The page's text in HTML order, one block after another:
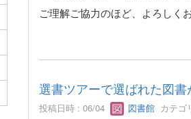
ご理解ご協力のほど、よろしく
選書ツアーで選ばれた図書
投稿日時 : 06/04 図書館カテゴ